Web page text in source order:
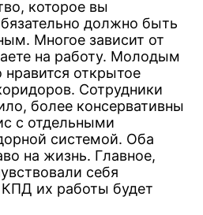
которое вы
должно быть
Многое зависит от
на работу. Молодым
открытое
Сотрудники
более консервативны
с отдельными
системой. Оба
на жизнь. Главное,
себя
их работы будет